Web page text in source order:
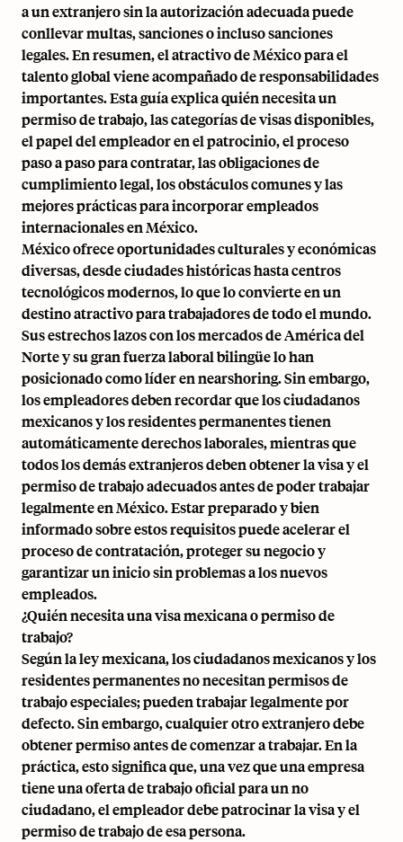
a un extranjero sin la autorización adecuada puede
conllevar multas, sanciones o incluso sanciones
legales. En resumen, el atractivo de México para el
talento global viene acompañado de responsabilidades
importantes. Esta guía explica quién necesita un
permiso de trabajo, las categorías de visas disponibles,
el papel del empleador en el patrocinio, el proceso
paso a paso para contratar, las obligaciones de
cumplimiento legal, los obstáculos comunes y las
mejores prácticas para incorporar empleados
internacionales en México.
México ofrece oportunidades culturales y económicas
diversas, desde ciudades históricas hasta centros
tecnológicos modernos, lo que lo convierte en un
destino atractivo para trabajadores de todo el mundo.
Sus estrechos lazos con los mercados de América del
Norte y su gran fuerza laboral bilingüe lo han
posicionado como líder en nearshoring. Sin embargo,
los empleadores deben recordar que los ciudadanos
mexicanos y los residentes permanentes tienen
automáticamente derechos laborales, mientras que
todos los demás extranjeros deben obtener la visa y el
permiso de trabajo adecuados antes de poder trabajar
legalmente en México. Estar preparado y bien
informado sobre estos requisitos puede acelerar el
proceso de contratación, proteger su negocio y
garantizar un inicio sin problemas a los nuevos
empleados.
¿Quién necesita una visa mexicana o permiso de
trabajo?
Según la ley mexicana, los ciudadanos mexicanos y los
residentes permanentes no necesitan permisos de
trabajo especiales; pueden trabajar legalmente por
defecto. Sin embargo, cualquier otro extranjero debe
obtener permiso antes de comenzar a trabajar. En la
práctica, esto significa que, una vez que una empresa
tiene una oferta de trabajo oficial para un no
ciudadano, el empleador debe patrocinar la visa y el
permiso de trabajo de esa persona.